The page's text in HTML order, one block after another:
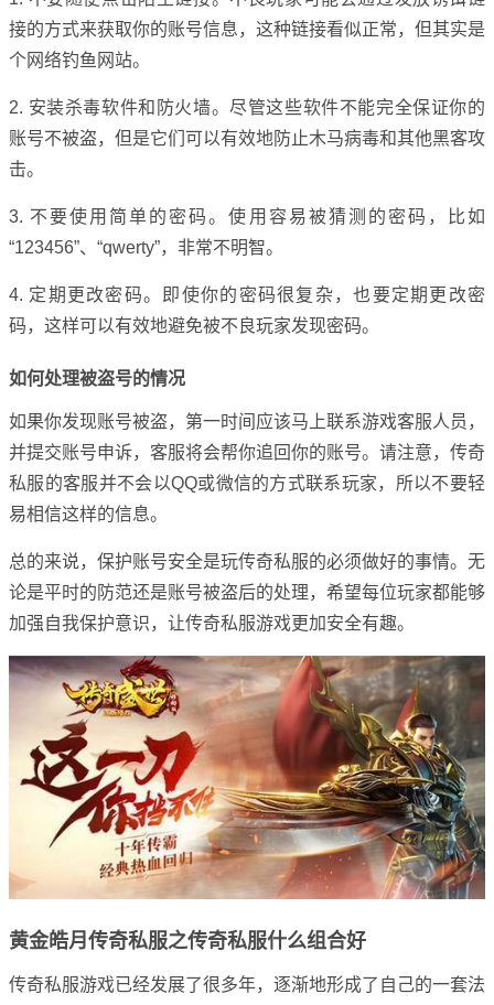
接的方式来获取你的账号信息，这种链接看似正常，但其实是
个网络钓鱼网站。
2. 安装杀毒软件和防火墙。尽管这些软件不能完全保证你的
账号不被盗，但是它们可以有效地防止木马病毒和其他黑客攻
击。
3. 不要使用简单的密码。使用容易被猜测的密码，比如
“123456”、“qwerty”，非常不明智。
4. 定期更改密码。即使你的密码很复杂，也要定期更改密
码，这样可以有效地避免被不良玩家发现密码。
如何处理被盗号的情况
如果你发现账号被盗，第一时间应该马上联系游戏客服人员，
并提交账号申诉，客服将会帮你追回你的账号。请注意，传奇
私服的客服并不会以QQ或微信的方式联系玩家，所以不要轻
易相信这样的信息。
总的来说，保护账号安全是玩传奇私服的必须做好的事情。无
论是平时的防范还是账号被盗后的处理，希望每位玩家都能够
加强自我保护意识，让传奇私服游戏更加安全有趣。
黄金皓月传奇私服之传奇私服什么组合好
传奇私服游戏已经发展了很多年，逐渐地形成了自己的一套法